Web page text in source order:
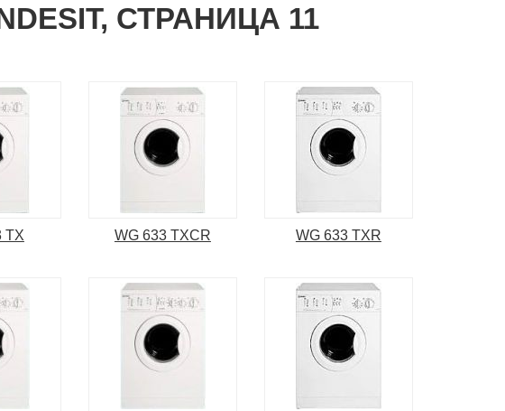
СТРАНИЦА 11
TX WG 633 TXCR WG 633 TXR